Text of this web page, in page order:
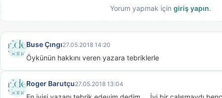
Yorum yapmak için giriş yapın.
Buse Çıngı27.05.2018 14:20
Öykünün hakkını veren yazara tebriklerle
Roger Barutçu27.05.2018 13:04